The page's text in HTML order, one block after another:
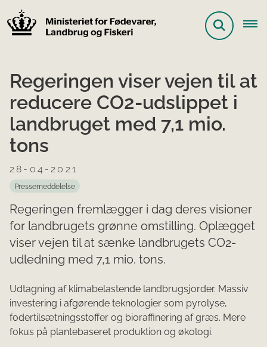
Regeringen viser vejen til at
reducere CO2-udslippet i
landbruget med 7,1 mio.
tons
28-04-2021
Pressemeddelelse
Regeringen fremlægger i dag deres visioner
for landbrugets grønne omstilling. Oplægget
viser vejen til at sænke landbrugets CO2-
udledning med 7,1 mio. tons.
Udtagning af klimabelastende landbrugsjorder. Massiv
investering i afgørende teknologier som pyrolyse,
fodertilsætningsstoffer og bioraffinering af græs. Mere
fokus på plantebaseret produktion og økologi.